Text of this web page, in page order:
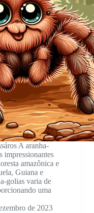
A aranha-
impressionantes
amazônica e
Guiana e
golias varia de
uma
de 2023